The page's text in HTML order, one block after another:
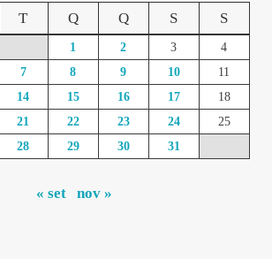
T Q Q S S
1 2 3
4
7 8 9 10
11
14 15 16 17
18
21 22 23 24
25
28 29 30 31
« set nov »